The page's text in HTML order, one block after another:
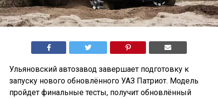
Ульяновский автозавод завершает подготовку к
запуску нового обновлённого УАЗ Патриот. Модель
пройдет финальные тесты, получит обновлённый